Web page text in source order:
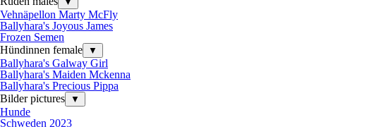
Vehnäpellon Marty McFly
Ballyhara's Joyous James
Frozen Semen
Hündinnen female
▼
Ballyhara's Galway Girl
Ballyhara's Maiden Mckenna
Ballyhara's Precious Pippa
Bilder pictures
▼
Hunde
Schweden 2023